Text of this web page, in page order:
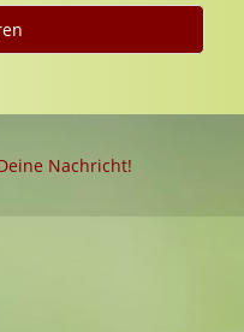
Nachricht!